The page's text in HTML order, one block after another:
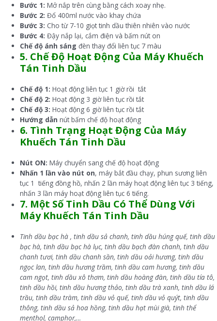
Bước 1: Mở nắp trên cùng bằng cách xoay nhẹ.
Bước 2: Đổ 400ml nước vào khay chứa
Bước 3: Cho từ 7-10 giọt tinh dầu thiên nhiên vào nước
Bước 4: Đậy nắp lại, cắm điện và bấm nút on
Chế độ ánh sáng đèn thay đổi liên tục 7 màu
5. Chế Độ Hoạt Động Của Máy Khuếch
Tán Tinh Dầu
Chế độ 1: Hoạt động liên tục 1 giờ rồi tắt
Chế độ 2: Hoạt động 3 giờ liên tục rồi tắt
Chế độ 3: Hoạt động 6 giờ liên tục rồi tắt
Hướng dẫn nút bấm chế độ hoạt động
6. Tình Trạng Hoạt Động Của Máy
Khuếch Tán Tinh Dầu
Nút ON: Máy chuyển sang chế độ hoạt động
Nhấn 1 lần vào nút on, máy bắt đầu chạy, phun sương liên
tục 1 tiếng đồng hồ, nhấn 2 lần máy hoạt động liên tục 3 tiếng,
nhấn 3 lần máy hoạt động liên tục 6 tiếng.
7. Một Số Tinh Dầu Có Thể Dùng Với
Máy Khuếch Tán Tinh Dầu
Tinh dầu bạc hà , tinh dầu sả chanh, tinh dầu húng quế, tinh dầu
bạc hà, tinh dầu bạc hà lục, tinh dầu bạch đàn chanh, tinh dầu
chanh tươi, tinh dầu chanh sần, tinh dầu oải hương, tinh dầu
ngọc lan, tinh dầu hương trầm, tinh dầu cam hương, tinh dầu
cam ngọt, tinh dầu xô thơm, tinh dầu hoàng đàn, tinh dầu tía tô,
tinh dầu hồi, tinh dầu hương thảo, tinh dầu trà xanh, tinh dầu lá
trầu, tinh dầu tràm, tinh dầu vỏ quế, tinh dầu vỏ quýt, tinh dầu
thông, tinh dầu sả hoa hồng, tinh dầu hạt mùi già, tinh thể
menthol, camphor,…